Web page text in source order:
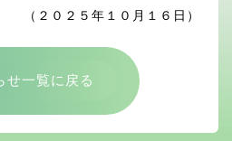
（２０２５年１０月１６日）
せ一覧に戻る